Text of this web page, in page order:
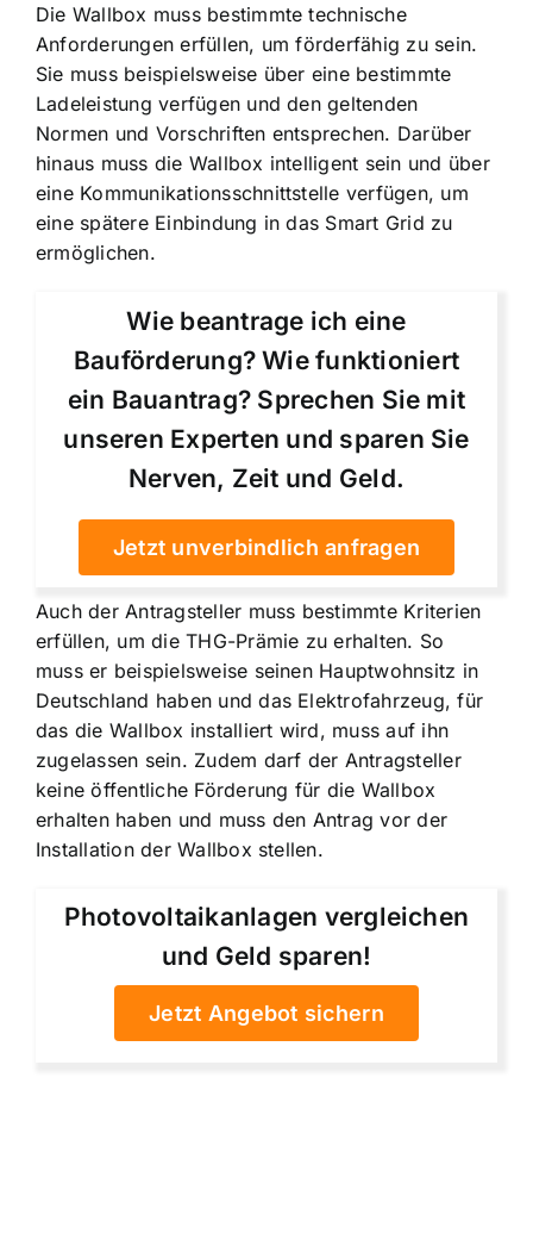
Die Wallbox muss bestimmte technische
Anforderungen erfüllen, um förderfähig zu sein.
Sie muss beispielsweise über eine bestimmte
Ladeleistung verfügen und den geltenden
Normen und Vorschriften entsprechen. Darüber
hinaus muss die Wallbox intelligent sein und über
eine Kommunikationsschnittstelle verfügen, um
eine spätere Einbindung in das Smart Grid zu
ermöglichen.
Wie beantrage ich eine
Bauförderung? Wie funktioniert
ein Bauantrag? Sprechen Sie mit
unseren Experten und sparen Sie
Nerven, Zeit und Geld.
Jetzt unverbindlich anfragen
Auch der Antragsteller muss bestimmte Kriterien
erfüllen, um die THG-Prämie zu erhalten. So
muss er beispielsweise seinen Hauptwohnsitz in
Deutschland haben und das Elektrofahrzeug, für
das die Wallbox installiert wird, muss auf ihn
zugelassen sein. Zudem darf der Antragsteller
keine öffentliche Förderung für die Wallbox
erhalten haben und muss den Antrag vor der
Installation der Wallbox stellen.
Photovoltaikanlagen vergleichen
und Geld sparen!
Jetzt Angebot sichern